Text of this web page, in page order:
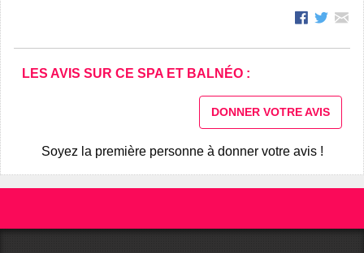
LES AVIS SUR CE SPA ET BALNÉO :
DONNER VOTRE AVIS
Soyez la première personne à donner votre avis !